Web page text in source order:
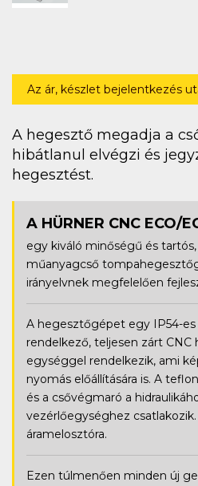
Az ár, készlet bejelentkezés
A hegesztő megadja a
hibátlanul elvégzi és
hegesztést.
A HÜRNER CNC ECO/
egy kiváló minőségű és
műanyagcső
irányelvnek megfelelően
A hegesztőgépet egy IP54-
rendelkező, teljesen zárt CNC
egységgel rendelkezik, ami
nyomás előállítására is. A
és a csővégmaró a
vezérlőegységhez
áramelosztóra.
Ezen túlmenően minden új